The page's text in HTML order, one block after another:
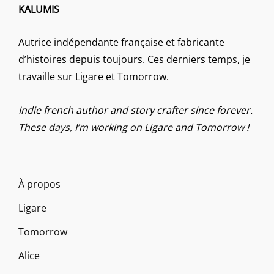
KALUMIS
Autrice indépendante française et fabricante
d’histoires depuis toujours. Ces derniers temps, je
travaille sur Ligare et Tomorrow.
Indie french author and story crafter since forever.
These days, I’m working on Ligare and Tomorrow !
À propos
Ligare
Tomorrow
Alice